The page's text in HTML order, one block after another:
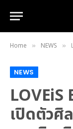
Home » NEWS »
NEWS
LOVEiS
เปิดตัวศิ